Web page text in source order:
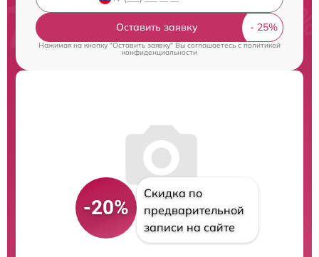
Оставить заявку
Нажимая на кнопку "Оставить заявку" Вы соглашаетесь cполитикой
конфиденциальности
-20%
Скидка по
предварительной
записи на сайте